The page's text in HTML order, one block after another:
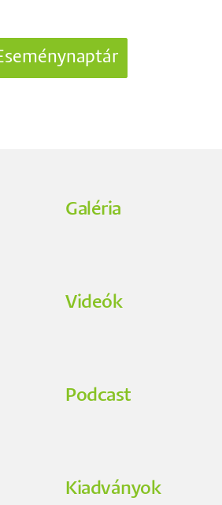
Galéria
Videók
Podcast
Kiadványok